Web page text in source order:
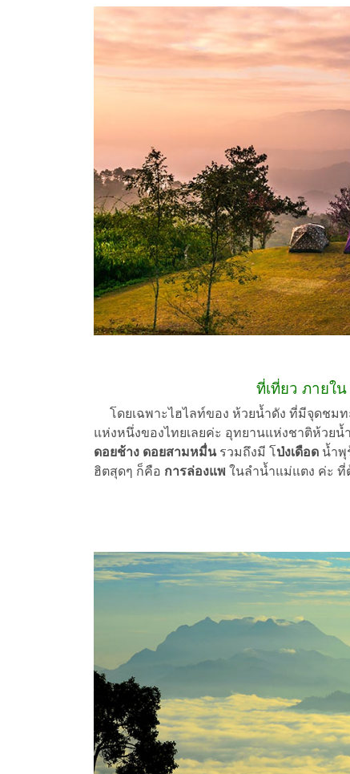
ที่เที่ยว ภายใ
โดยเฉพาะไฮไลท์ของ ห้วยน้ำดัง ที่มีจุดชม
แห่งหนึ่งของไทยเลยค่ะ อุทยานแห่งชาติห้วย
ดอยช้าง ดอยสามหมื่นรวมถึงมี โป่งเดือด น้ำพุ
ฮิตสุดๆ ก็คือ การล่องแพ ในลำน้ำแม่แตง ค่ะ ที่